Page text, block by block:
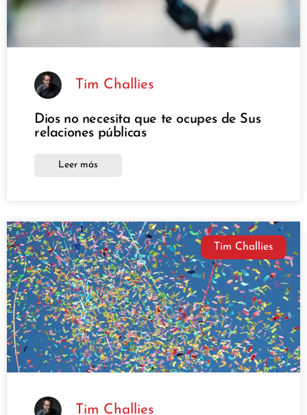
Tim Challies
Dios no necesita que te ocupes de Sus
relaciones públicas
Leer más
Tim Challies
Tim Challies